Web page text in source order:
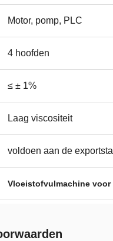
Motor, pomp, PLC
4 hoofden
≤ ± 1%
Laag viscositeit
voldoen aan de
Vloeistofvulmachine voor